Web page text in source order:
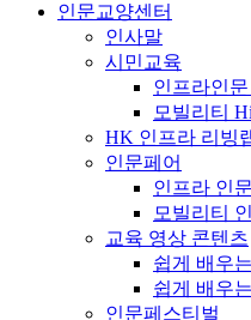
인문교양센터
인사말
시민교육
인프라인
모빌리티
HK 인프라 리빙
인문페어
인프라 인
모빌리티
교육 영상 콘텐츠
쉽게 배우
쉽게 배우
인문페스티벌